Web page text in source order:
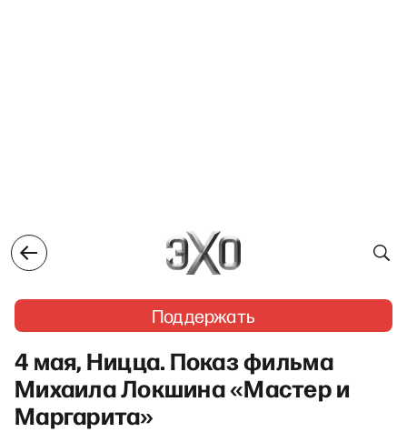
Поддержать
4 мая, Ницца. Показ фильма
Михаила Локшина «Мастер и
Маргарита»